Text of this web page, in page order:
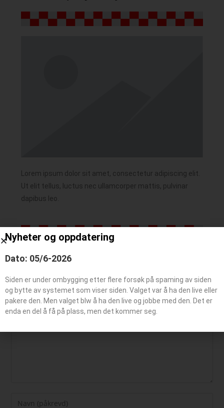
Lorem ipsum dolor sit amet, consectetur adipiscing elit.
Ut elit tellus, luctus nec ullamcorper mattis, pulvinar
dapibus leo.
Legg igjen en kommentar
Nyheter og oppdatering
Dato: 05/6-2026
Siden er under ombygging etter flere forsøk på spaming av siden
og bytte av systemet som viser siden. Valget var å ha den live eller
pakere den. Men valget blw å ha den live og jobbe med den. Det er
enda en del å få på plass, men det kommer seg.